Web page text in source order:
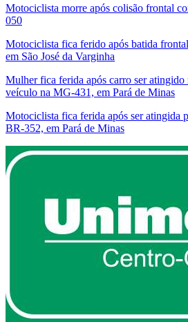
Motociclista morre após colisão frontal
050
Motociclista fica ferido após batida
em São José da Varginha
Mulher fica ferida após carro ser atingido
veículo na MG-431, em Pará de Minas
Motociclista fica ferida após ser atingida
BR-352, em Pará de Minas